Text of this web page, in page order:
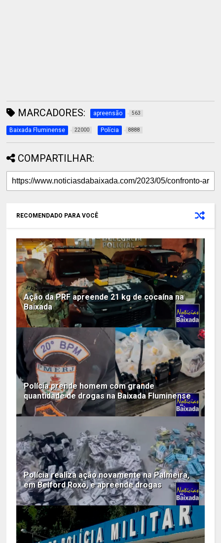
MARCADORES: apreensão 563
Baixada Fluminense 22000 Polícia 8888
COMPARTILHAR:
RECOMENDADO PARA VOCÊ
Ação da PRF apreende 21 kg de cocaína na
Baixada
Polícia prende homem com grande
quantidade de drogas na Baixada Fluminense
Polícia realiza ação novamente na Palmeira,
em Belford Roxo, e apreende drogas